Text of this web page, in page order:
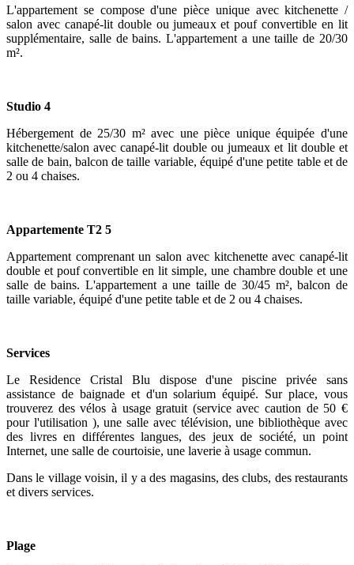
L'appartement se compose d'une pièce unique avec kitchenette /
salon avec canapé-lit double ou jumeaux et pouf convertible en lit
supplémentaire, salle de bains. L'appartement a une taille de 20/30
m².
Studio 4
Hébergement de 25/30 m² avec une pièce unique équipée d'une
kitchenette/salon avec canapé-lit double ou jumeaux et lit double et
salle de bain, balcon de taille variable, équipé d'une petite table et de
2 ou 4 chaises.
Appartemente T2 5
Appartement comprenant un salon avec kitchenette avec canapé-lit
double et pouf convertible en lit simple, une chambre double et une
salle de bains. L'appartement a une taille de 30/45 m², balcon de
taille variable, équipé d'une petite table et de 2 ou 4 chaises.
Services
Le Residence Cristal Blu dispose d'une piscine privée sans
assistance de baignade et d'un solarium équipé. Sur place, vous
trouverez des vélos à usage gratuit (service avec caution de 50 €
pour l'utilisation ), une salle avec télévision, une bibliothèque avec
des livres en différentes langues, des jeux de société, un point
Internet, une salle de courtoisie, une laverie à usage commun.
Dans le village voisin, il y a des magasins, des clubs, des restaurants
et divers services.
Plage